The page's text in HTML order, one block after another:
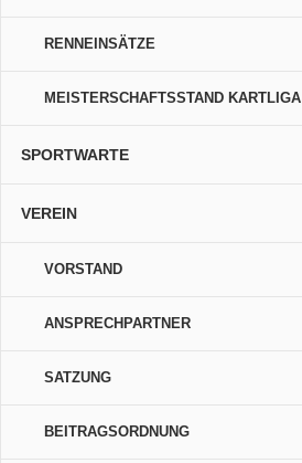
RENNEINSÄTZE
MEISTERSCHAFTSSTAND KARTLIGA
SPORTWARTE
VEREIN
VORSTAND
ANSPRECHPARTNER
SATZUNG
BEITRAGSORDNUNG